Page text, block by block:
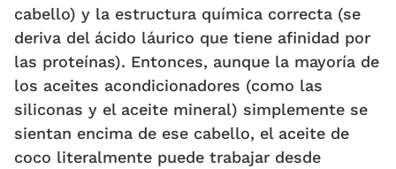
cabello) y la estructura química correcta (se
deriva del ácido láurico que tiene afinidad por
las proteínas). Entonces, aunque la mayoría de
los aceites acondicionadores (como las
siliconas y el aceite mineral) simplemente se
sientan encima de ese cabello, el aceite de
coco literalmente puede trabajar desde